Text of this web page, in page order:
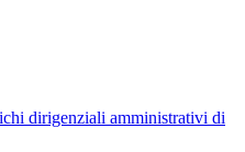
dirigenziali amministrativi di